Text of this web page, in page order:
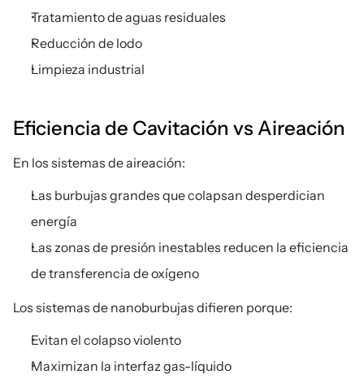
Tratamiento de aguas residuales
Reducción de lodo
Limpieza industrial
Eficiencia de Cavitación vs Aireación
En los sistemas de aireación:
Las burbujas grandes que colapsan desperdician
energía
Las zonas de presión inestables reducen la eficiencia
de transferencia de oxígeno
Los sistemas de nanoburbujas difieren porque:
Evitan el colapso violento
Maximizan la interfaz gas-líquido